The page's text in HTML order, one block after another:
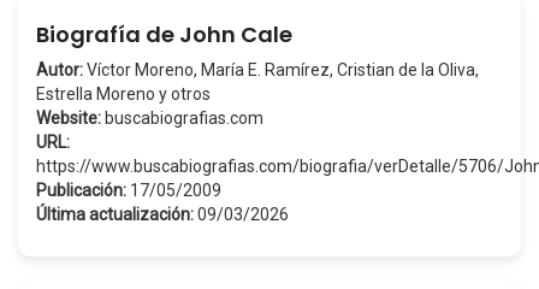
Biografía de John Cale
Autor:Víctor Moreno, María E. Ramírez, Cristian de la Oliva,
Estrella Moreno y otros
Website: buscabiografias.com
URL:
https://www.buscabiografias.com/biografia/verDetalle/5706/
Publicación: 17/05/2009
Última actualización:09/03/2026